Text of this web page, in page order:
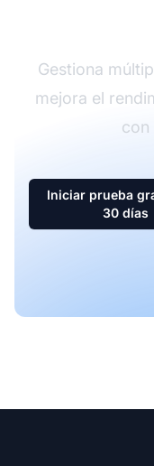
Gestiona
mejora el
con
Iniciar prueba
30 días